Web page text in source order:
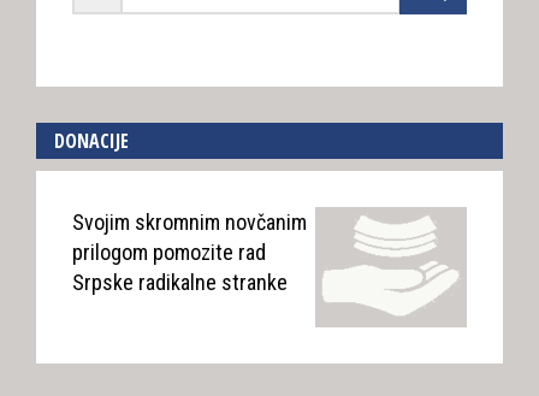
DONACIJE
Svojim skromnim novčanim
prilogom pomozite rad
Srpske radikalne stranke